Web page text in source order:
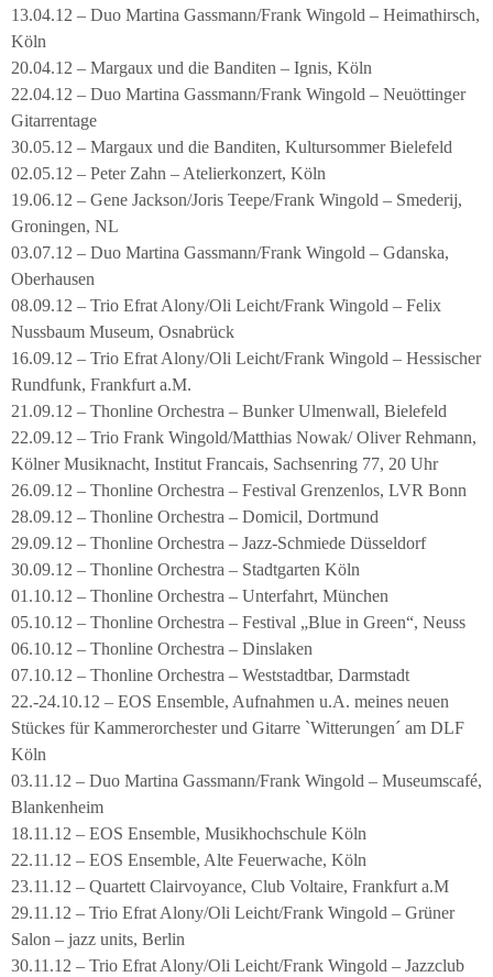
13.04.12 – Duo Martina Gassmann/Frank Wingold – Heimathirsch,
Köln
20.04.12 – Margaux und die Banditen – Ignis, Köln
22.04.12 – Duo Martina Gassmann/Frank Wingold – Neuöttinger
Gitarrentage
30.05.12 – Margaux und die Banditen, Kultursommer Bielefeld
02.05.12 – Peter Zahn – Atelierkonzert, Köln
19.06.12 – Gene Jackson/Joris Teepe/Frank Wingold – Smederij,
Groningen, NL
03.07.12 – Duo Martina Gassmann/Frank Wingold – Gdanska,
Oberhausen
08.09.12 – Trio Efrat Alony/Oli Leicht/Frank Wingold – Felix
Nussbaum Museum, Osnabrück
16.09.12 – Trio Efrat Alony/Oli Leicht/Frank Wingold – Hessischer
Rundfunk, Frankfurt a.M.
21.09.12 – Thonline Orchestra – Bunker Ulmenwall, Bielefeld
22.09.12 – Trio Frank Wingold/Matthias Nowak/ Oliver Rehmann,
Kölner Musiknacht, Institut Francais, Sachsenring 77, 20 Uhr
26.09.12 – Thonline Orchestra – Festival Grenzenlos, LVR Bonn
28.09.12 – Thonline Orchestra – Domicil, Dortmund
29.09.12 – Thonline Orchestra – Jazz-Schmiede Düsseldorf
30.09.12 – Thonline Orchestra – Stadtgarten Köln
01.10.12 – Thonline Orchestra – Unterfahrt, München
05.10.12 – Thonline Orchestra – Festival „Blue in Green“, Neuss
06.10.12 – Thonline Orchestra – Dinslaken
07.10.12 – Thonline Orchestra – Weststadtbar, Darmstadt
22.-24.10.12 – EOS Ensemble, Aufnahmen u.A. meines neuen
Stückes für Kammerorchester und Gitarre `Witterungen´ am DLF
Köln
03.11.12 – Duo Martina Gassmann/Frank Wingold – Museumscafé,
Blankenheim
18.11.12 – EOS Ensemble, Musikhochschule Köln
22.11.12 – EOS Ensemble, Alte Feuerwache, Köln
23.11.12 – Quartett Clairvoyance, Club Voltaire, Frankfurt a.M
29.11.12 – Trio Efrat Alony/Oli Leicht/Frank Wingold – Grüner
Salon – jazz units, Berlin
30.11.12 – Trio Efrat Alony/Oli Leicht/Frank Wingold – Jazzclub